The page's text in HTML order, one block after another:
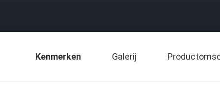
Kenmerken Galerij